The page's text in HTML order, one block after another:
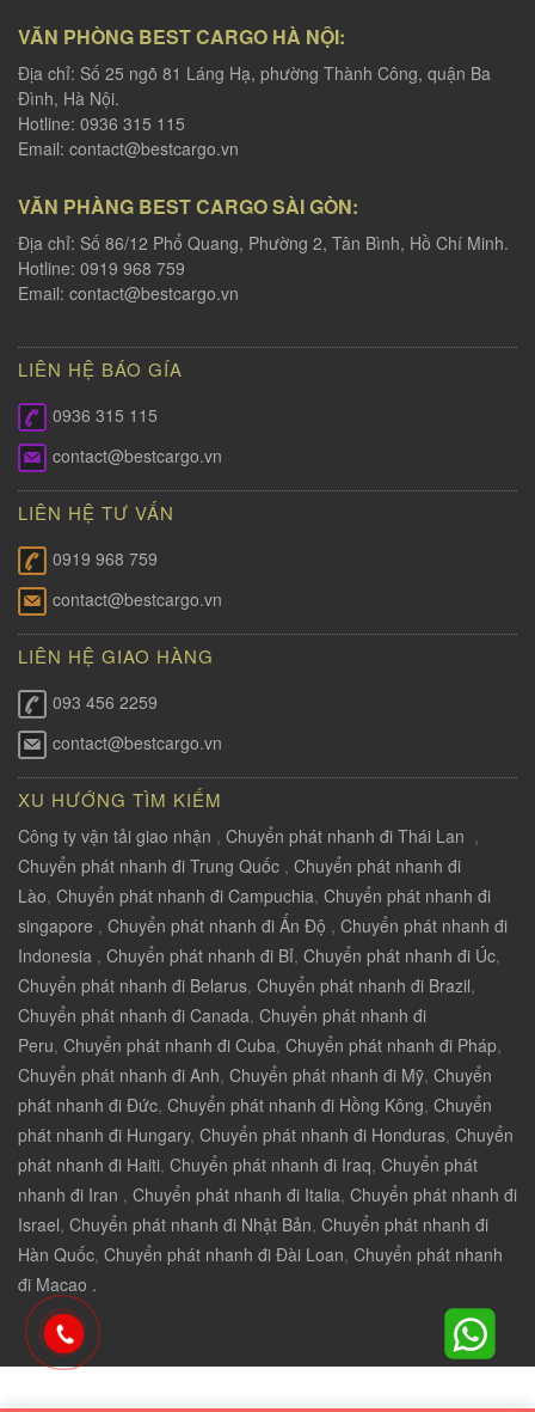
VĂN PHÒNG BEST CARGO HÀ NỘI:
Địa chỉ: Số 25 ngõ 81 Láng Hạ, phường Thành Công, quận Ba
Đình, Hà Nội.
Hotline: 0936 315 115
Email: contact@bestcargo.vn
VĂN PHÀNG BEST CARGO SÀI GÒN:
Địa chỉ: Số 86/12 Phổ Quang, Phường 2, Tân Bình, Hồ Chí Minh.
Hotline: 0919 968 759
Email: contact@bestcargo.vn
LIÊN HỆ BÁO GÍA
0936 315 115
contact@bestcargo.vn
LIÊN HỆ TƯ VẤN
0919 968 759
contact@bestcargo.vn
LIÊN HỆ GIAO HÀNG
093 456 2259
contact@bestcargo.vn
XU HƯỚNG TÌM KIẾM
Công ty vận tải giao nhận , Chuyển phát nhanh đi Thái Lan ,
Chuyển phát nhanh đi Trung Quốc , Chuyển phát nhanh đi
Lào, Chuyển phát nhanh đi Campuchia, Chuyển phát nhanh đi
singapore , Chuyển phát nhanh đi Ấn Độ , Chuyển phát nhanh đi
Indonesia , Chuyển phát nhanh đi Bỉ, Chuyển phát nhanh đi Úc,
Chuyển phát nhanh đi Belarus, Chuyển phát nhanh đi Brazil,
Chuyển phát nhanh đi Canada, Chuyển phát nhanh đi
Peru, Chuyển phát nhanh đi Cuba, Chuyển phát nhanh đi Pháp,
Chuyển phát nhanh đi Anh, Chuyển phát nhanh đi Mỹ, Chuyển
phát nhanh đi Đức, Chuyển phát nhanh đi Hồng Kông, Chuyển
phát nhanh đi Hungary, Chuyển phát nhanh đi Honduras, Chuyển
phát nhanh đi Haiti, Chuyển phát nhanh đi Iraq, Chuyển phát
nhanh đi Iran , Chuyển phát nhanh đi Italia, Chuyển phát nhanh đi
Israel, Chuyển phát nhanh đi Nhật Bản, Chuyển phát nhanh đi
Hàn Quốc, Chuyển phát nhanh đi Đài Loan, Chuyển phát nhanh
đi Macao .